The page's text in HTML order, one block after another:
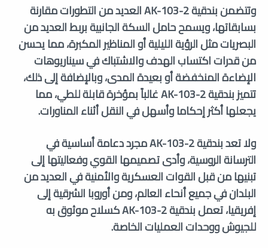
وتتضمن بندقية AK-103-2 العديد من التطورات مقارنة
بسابقاتها، ويسمح حامل السكة الجانبية بربط العديد من
البصريات مثل الرؤية الليلية أو المناظير المكبرة، مما يحسن
من قدرات اكتساب الهدف والاشتباك في سيناريوهات
الإضاءة المنخفضة أو بعيدة المدى، وبالإضافة إلى ذلك،
تتميز بندقية AK-103-2 غالباً بمؤخرة قابلة للطي، مما
يجعلها أكثر إحكاما وأسهل في النقل أثناء المناورات.
ولا تعد بندقية AK-103-2 مجرد دعامة أساسية في
الترسانة الروسية، وأدى تصميمها القوي وفعاليتها إلى
تبنيها من قبل القوات العسكرية والأمنية في العديد من
البلدان في جميع أنحاء العالم، ومن أوروبا الشرقية إلى
إفريقيا، تعمل بندقية AK-103-2 كسلاح موثوق به
للجيوش ووحدات العمليات الخاصة.